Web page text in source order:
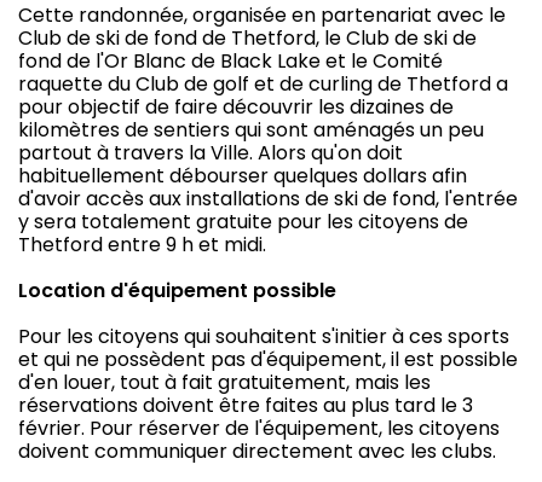
Cette randonnée, organisée en partenariat avec le
Club de ski de fond de Thetford, le Club de ski de
fond de l'Or Blanc de Black Lake et le Comité
raquette du Club de golf et de curling de Thetford a
pour objectif de faire découvrir les dizaines de
kilomètres de sentiers qui sont aménagés un peu
partout à travers la Ville. Alors qu'on doit
habituellement débourser quelques dollars afin
d'avoir accès aux installations de ski de fond, l'entrée
y sera totalement gratuite pour les citoyens de
Thetford entre 9 h et midi.
Location d'équipement possible
Pour les citoyens qui souhaitent s'initier à ces sports
et qui ne possèdent pas d'équipement, il est possible
d'en louer, tout à fait gratuitement, mais les
réservations doivent être faites au plus tard le 3
février. Pour réserver de l'équipement, les citoyens
doivent communiquer directement avec les clubs.